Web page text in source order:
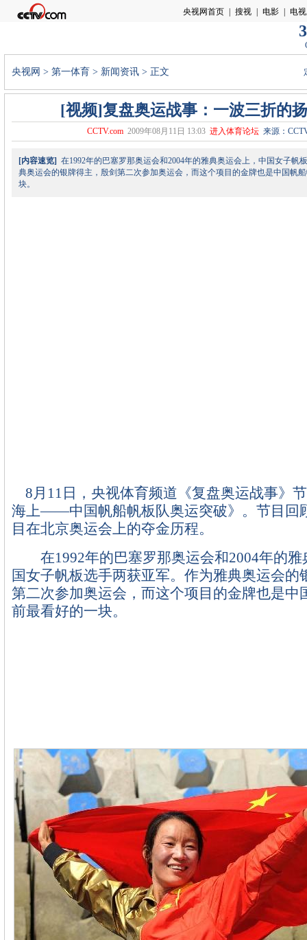
央视网 > 第一体育 > 新闻资讯 > 正文
[视频]复盘奥运战事：一波三折的
CCTV.com 2009年08月11日 13:03 进入体育论坛来源：
[内容速览] 在1992年的巴塞罗那奥运会和2004年的雅典奥运会上，中国女子帆
典奥运会的银牌得主，殷剑第二次参加奥运会，而这个项目的金牌也是中国帆
块。
8月11日，央视体育频道《复盘奥运战事》
海上——中国帆船帆板队奥运突破》。节目回
目在北京奥运会上的夺金历程。
在1992年的巴塞罗那奥运会和2004年的雅
国女子帆板选手两获亚军。作为雅典奥运会的
第二次参加奥运会，而这个项目的金牌也是中
前最看好的一块。